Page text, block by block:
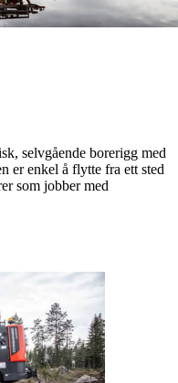
selvgående borerigg med
er enkel å flytte fra ett sted
som jobber med